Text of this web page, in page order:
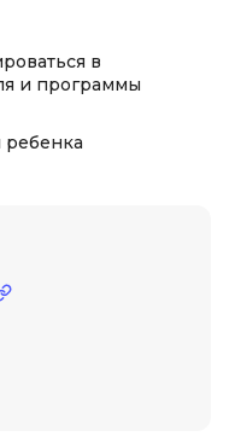
в
и программы
ребенка